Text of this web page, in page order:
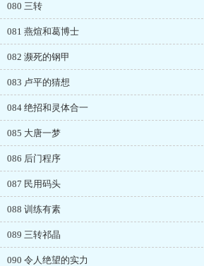
080 三转
081 燕煊和葛博士
082 濒死的钢甲
083 卢平的猜想
084 绝招和灵体合一
085 大唐一梦
086 后门程序
087 民用码头
088 训练有素
089 三转祁晶
090 令人绝望的实力